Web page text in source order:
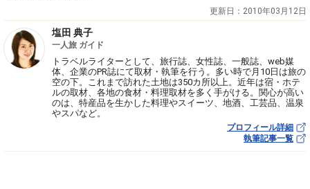
更新日： 2010年03月12日
塩田 典子
一人旅 ガイド
トラベルライターとして、旅行誌、女性誌、一般誌、web媒
体、企業のPR誌にて取材・執筆を行う。多い時で月10日は旅の
空の下。これまで訪れた土地は350カ所以上。近年は宿・ホテ
ルの取材、各地の食材・料理取材を多く手がける。関心が高い
のは、特産品を生かした料理やスイーツ、地酒、工芸品、温泉
やスパなど。
プロフィール詳細
執筆記事一覧